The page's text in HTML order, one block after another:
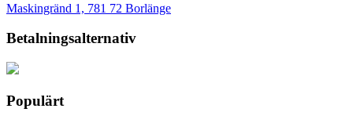
Maskingränd 1, 781 72 Borlänge
Betalningsalternativ
Populärt